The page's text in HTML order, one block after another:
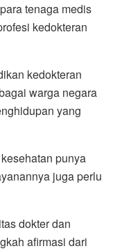
tenaga medis
kedokteran
kedokteran
warga negara
yang
punya
juga perlu
dokter dan
afirmasi dari